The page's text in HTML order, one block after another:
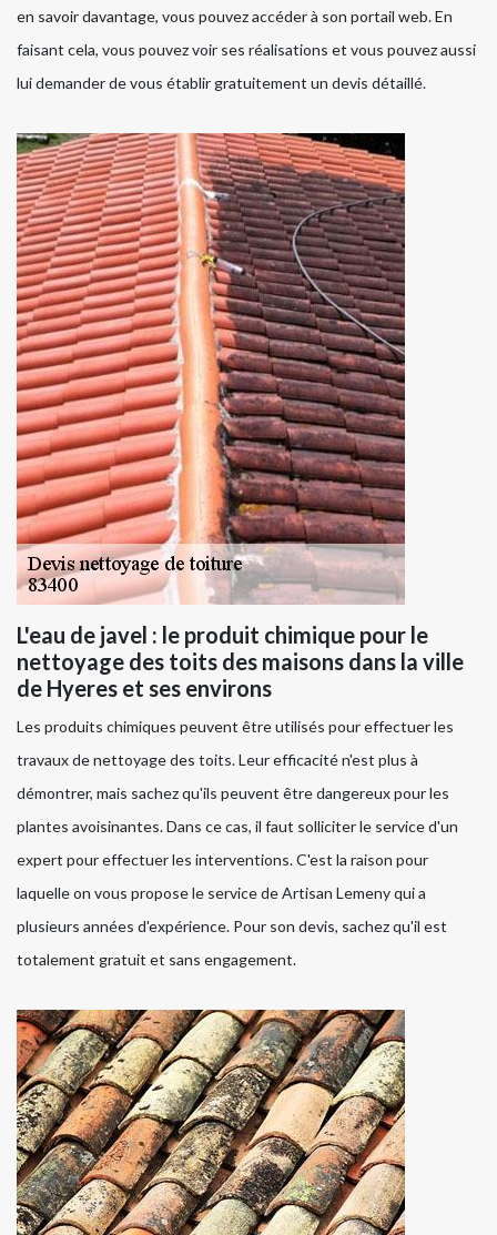
en savoir davantage, vous pouvez accéder à son portail web. En
faisant cela, vous pouvez voir ses réalisations et vous pouvez aussi
lui demander de vous établir gratuitement un devis détaillé.
L'eau de javel : le produit chimique pour le
nettoyage des toits des maisons dans la ville
de Hyeres et ses environs
Les produits chimiques peuvent être utilisés pour effectuer les
travaux de nettoyage des toits. Leur efficacité n'est plus à
démontrer, mais sachez qu'ils peuvent être dangereux pour les
plantes avoisinantes. Dans ce cas, il faut solliciter le service d'un
expert pour effectuer les interventions. C'est la raison pour
laquelle on vous propose le service de Artisan Lemeny qui a
plusieurs années d'expérience. Pour son devis, sachez qu'il est
totalement gratuit et sans engagement.